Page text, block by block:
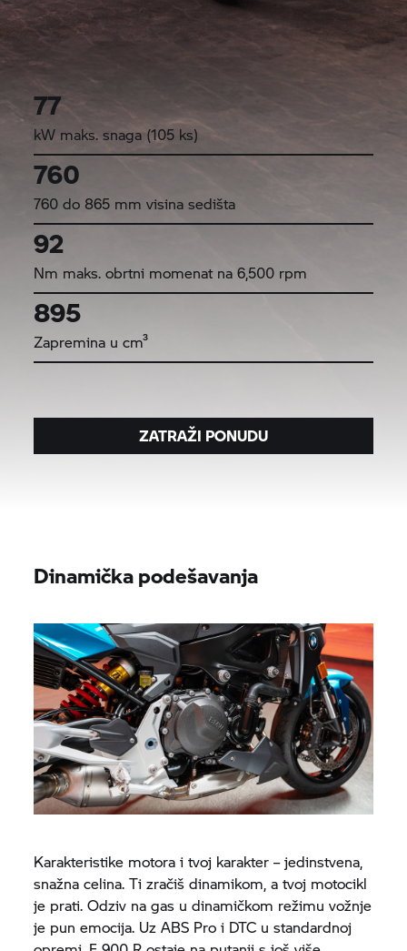
77
kW maks. snaga (105 ks)
760
760 do 865 mm visina sedišta
92
Nm maks. obrtni momenat na 6,500 rpm
895
Zapremina u cm³
ZATRAŽI PONUDU
Dinamička podešavanja
Karakteristike motora i tvoj karakter – jedinstvena,
snažna celina. Ti zračiš dinamikom, a tvoj motocikl
je prati. Odziv na gas u dinamičkom režimu vožnje
je pun emocija. Uz ABS Pro i DTC u standardnoj